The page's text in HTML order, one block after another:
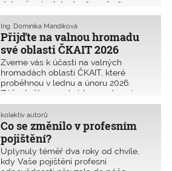
dokončené v letech 2023 až 2025.
Cílem je přispět k propagaci
a ocenění náročné práce
autorizovaných osob z řad inženýrů,
techniků a stavitelů při přípravě,
navrhování a realizaci staveb.
Přijďte na valnou hromadu
své oblasti ČKAIT 2026
Ing. Dominika Mandíková
Zveme vás k účasti na valných
hromadách oblastí ČKAIT, které
proběhnou v lednu a únoru 2026.
Zúčastněte se valné hromady své
oblasti a ovlivněte její směřování! A
pokud váháte, podívejte se na video,
proč byste měli na valnou hromadu
přijít! Pokud chcete kandidovat do
orgánů ČKAIT, níže najdete potřebné
informace.
Co se změnilo v profesním
pojištění?
kolektiv autorů
Uplynuly téměř dva roky od chvíle,
kdy Vaše pojištění profesní